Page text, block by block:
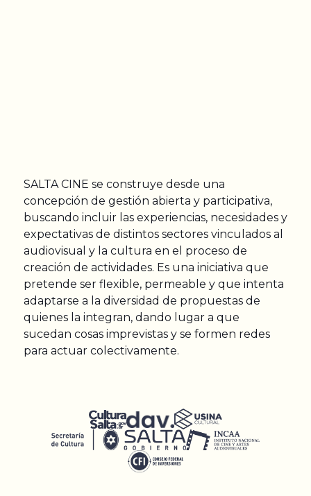
SALTA CINE se construye desde una
concepción de gestión abierta y participativa,
buscando incluir las experiencias, necesidades y
expectativas de distintos sectores vinculados al
audiovisual y la cultura en el proceso de
creación de actividades. Es una iniciativa que
pretende ser flexible, permeable y que intenta
adaptarse a la diversidad de propuestas de
quienes la integran, dando lugar a que
sucedan cosas imprevistas y se formen redes
para actuar colectivamente.